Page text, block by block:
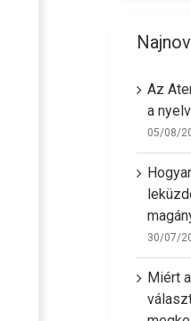
Az
a
05/08/
30/07/
Miért